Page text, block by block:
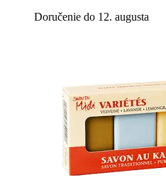
Doručenie do 12. augusta